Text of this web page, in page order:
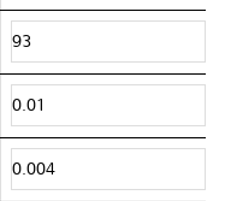
93
0.01
0.004